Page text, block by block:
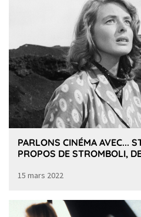
PARLONS CINÉMA AVEC...
PROPOS DE STROMBOLI,
15 mars 2022